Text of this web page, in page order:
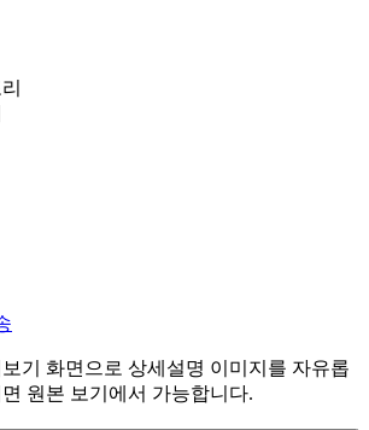
기 화면으로 상세설명 이미지를 자유롭
원본 보기에서 가능합니다.